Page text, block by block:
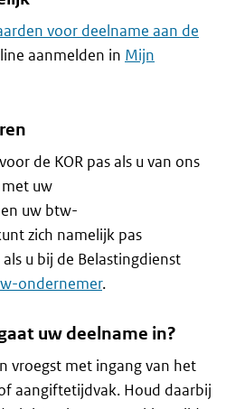
voor deelname aan de
aanmelden in Mijn
de KOR pas als u van ons
uw
uw btw-
zich namelijk pas
u bij de Belastingdienst
ondernemer.
uw deelname in?
vroegst met ingang van het
aangiftetijdvak. Houd daarbij